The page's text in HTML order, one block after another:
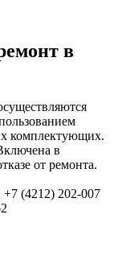
в
комплектующих.
в
от ремонта.
+7 (4212) 202-007